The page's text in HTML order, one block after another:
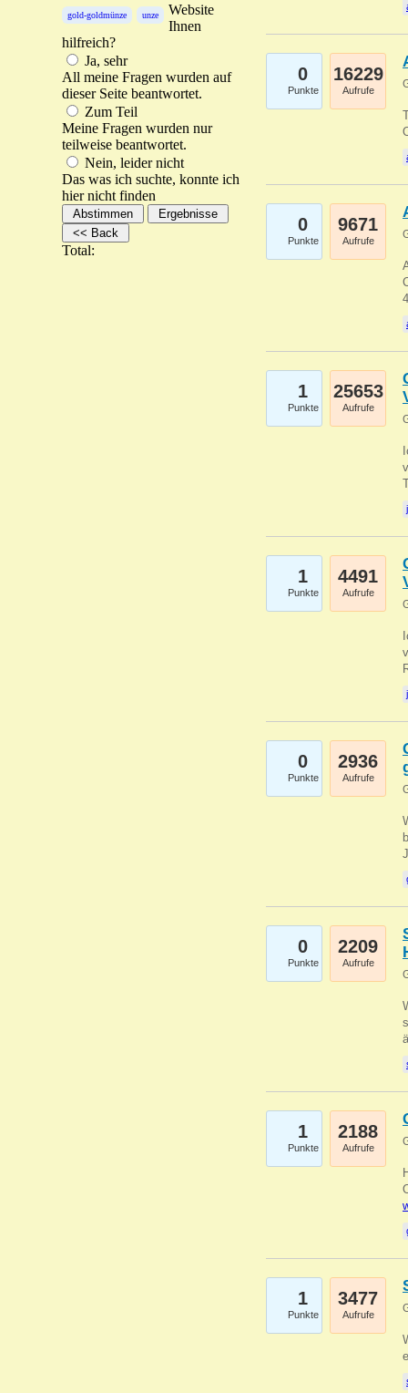
gold-goldmünze unze
Website
Ihnen
hilfreich?
Ja, sehr
All meine Fragen wurden auf
dieser Seite beantwortet.
Zum Teil
Meine Fragen wurden nur
teilweise beantwortet.
Nein, leider nicht
Das was ich suchte, konnte ich
hier nicht finden
Total:
0
Punkte
16229
Aufrufe
0
Punkte
9671
Aufrufe
1
Punkte
25653
Aufrufe
1
Punkte
4491
Aufrufe
0
Punkte
2936
Aufrufe
0
Punkte
2209
Aufrufe
1
Punkte
2188
Aufrufe
1
Punkte
3477
Aufrufe